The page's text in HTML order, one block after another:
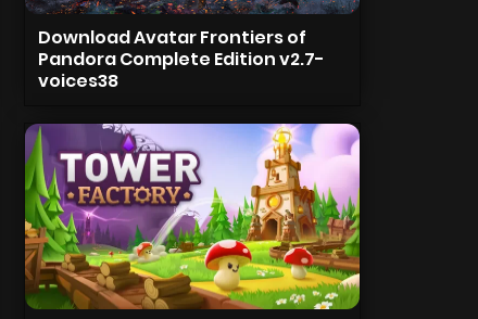
Download Avatar Frontiers of
Pandora Complete Edition v2.7-
voices38